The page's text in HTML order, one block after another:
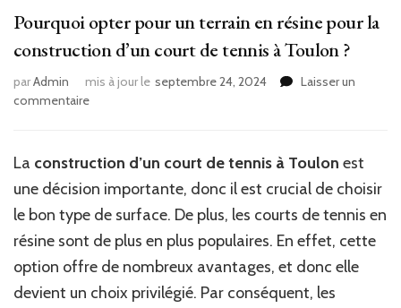
Pourquoi opter pour un terrain en résine pour la
construction d’un court de tennis à Toulon ?
parAdmin mis à jour le septembre 24, 2024
Laisser un
commentairesur
pour
terrain
en
résine
pour
la
construction
La construction d’un court de tennis à Toulon est
une décision importante, donc il est crucial de choisir
le bon type de surface. De plus, les courts de tennis en
résine sont de plus en plus populaires. En effet, cette
option offre de nombreux avantages, et donc elle
devient un choix privilégié. Par conséquent, les